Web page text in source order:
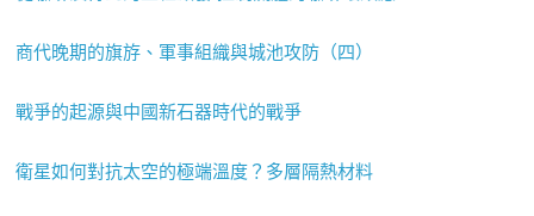
商代晚期的旗斿、軍事組織與城池攻防（四）
戰爭的起源與中國新石器時代的戰爭
衛星如何對抗太空的極端溫度？多層隔熱材料